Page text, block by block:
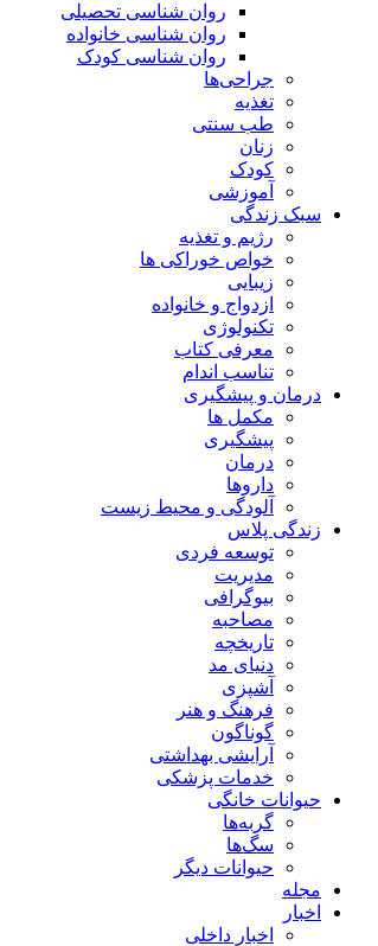
روان شناسی تحصیلی
روان شناسی خانواده
روان شناسی کودک
جراحی‌ها
تغذیه
طب سنتی
زنان
کودک
آموزشی
سبک زندگی
رژیم و تغذیه
خواص خوراکی ها
زیبایی
ازدواج و خانواده
تکنولوژی
معرفی کتاب
تناسب اندام
درمان و پیشگیری
مکمل ها
پیشگیری
درمان
داروها
آلودگی و محیط زیست
زندگی پلاس
توسعه فردی
مدیریت
بیوگرافی
مصاحبه
تاریخچه
دنیای مد
آشپزی
فرهنگ و هنر
گوناگون
آرایشی بهداشتی
خدمات پزشکی
حیوانات خانگی
گربه‌ها
سگ‌ها
حیوانات دیگر
مجله
اخبار
اخبار داخلی